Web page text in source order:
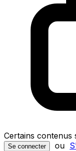
Certains contenus
Se connecter ou